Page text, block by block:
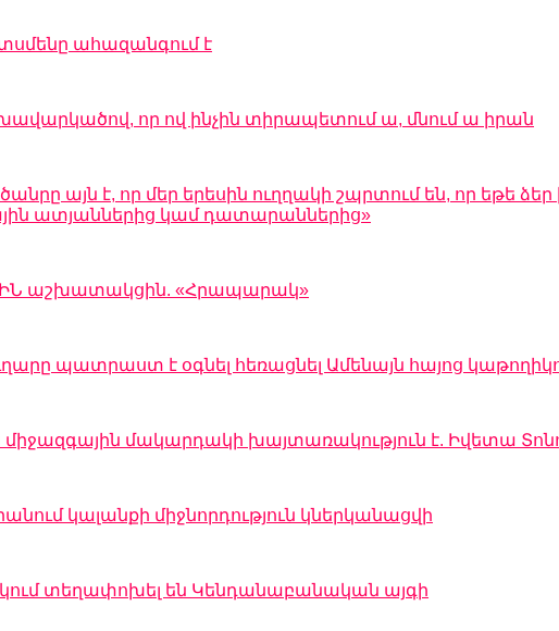
ահազանգում է
որ ով ինչին տիրապետում ա, մնում ա իրան
այն է, որ մեր երեսին ուղղակի շպրտում են, որ եթե ձեր
ատյաններից կամ դատարաններից»
ԱԻՆ աշխատակցին. «Հրապարակ»
պատրաստ է օգնել հեռացնել Ամենայն հայոց
մակարդակի խայտառակություն է. Իվետա
կալանքի միջնորդություն կներկանացվի
տեղափոխել են Կենդանաբանական այգի